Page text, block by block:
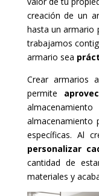
creación de un
hasta un armario
trabajamos
armario sea
Crear armarios
permite
almacenamiento
específicas. Al
personalizar
cantidad de
materiales y